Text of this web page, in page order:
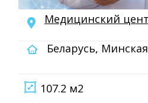
Медицинский
Беларусь,
107.2 м2